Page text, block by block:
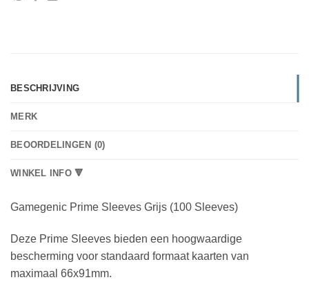
BESCHRIJVING
MERK
BEOORDELINGEN (0)
WINKEL INFO 🔻
Gamegenic Prime Sleeves Grijs (100 Sleeves)
Deze Prime Sleeves bieden een hoogwaardige
bescherming voor standaard formaat kaarten van
maximaal 66x91mm.